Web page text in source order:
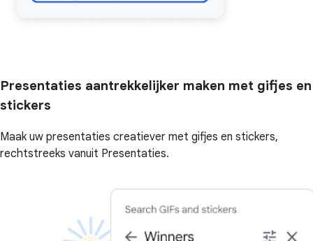
Presentaties aantrekkelijker maken met gifjes en
stickers
Maak uw presentaties creatiever met gifjes en stickers,
rechtstreeks vanuit Presentaties.